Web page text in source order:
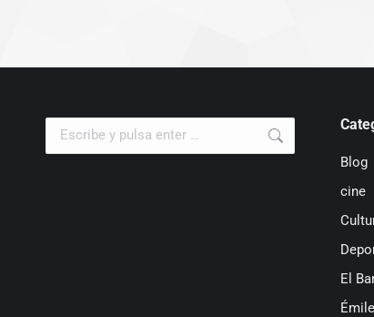
Buscar:
Blog
cine
El